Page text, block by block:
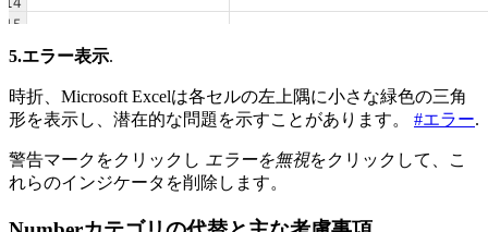
5.エラー表示.
時折、Microsoft Excelは各セルの左上隅に小さな緑色の三角
形を表示し、潜在的な問題を示すことがあります。 #エラー.
警告マークをクリックし エラーを無視をクリックして、こ
れらのインジケータを削除します。